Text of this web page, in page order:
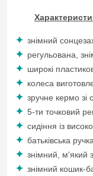
знімний
регульована,
широкі
колеса
зручне кермо зі
5-ти точковий
сидіння із
батьківська
знімний, м'який
знімний кошик-